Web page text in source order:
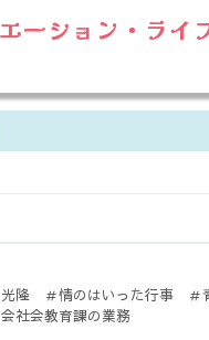
ーション・ライ
光隆 ＃情のはいった行事
社会教育課の業務